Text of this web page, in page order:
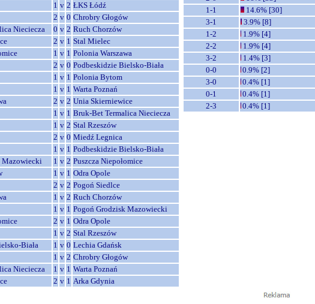
1 v 2 ŁKS Łódź
2 v 0 Chrobry Głogów
Nieciecza 0 v 2 Ruch Chorzów
2 v 1 Stal Mielec
1 v 1 Polonia Warszawa
2 v 0 Podbeskidzie Bielsko-Biała
1 v 1 Polonia Bytom
1 v 1 Warta Poznań
2 v 2 Unia Skierniewice
1 v 1 Bruk-Bet Termalica Nieciecza
1 v 2 Stal Rzeszów
2 v 0 Miedź Legnica
1 v 1 Podbeskidzie Bielsko-Biała
Mazowiecki 1 v 2 Puszcza Niepołomice
1 v 1 Odra Opole
2 v 2 Pogoń Siedlce
1 v 2 Ruch Chorzów
1 v 1 Pogoń Grodzisk Mazowiecki
2 v 1 Odra Opole
1 v 2 Stal Rzeszów
Biała 1 v 0 Lechia Gdańsk
1 v 2 Chrobry Głogów
Nieciecza 1 v 1 Warta Poznań
2 v 1 Arka Gdynia
1-1
14.6% [30]
3-1
3.9% [8]
1-2
1.9% [4]
2-2
1.9% [4]
3-2
1.4% [3]
0-0
0.9% [2]
3-0
0.4% [1]
0-1
0.4% [1]
2-3
0.4% [1]